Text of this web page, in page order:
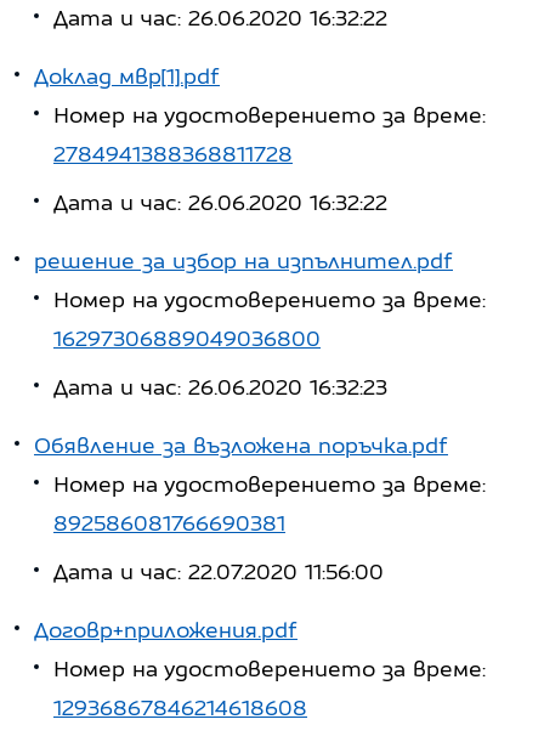
Дата и час: 26.06.2020 16:32:22
Доклад мвр[1].pdf
Номер на удостоверението за време:
2784941388368811728
Дата и час: 26.06.2020 16:32:22
решение за избор на изпълнител.pdf
Номер на удостоверението за време:
16297306889049036800
Дата и час: 26.06.2020 16:32:23
Обявление за възложена поръчка.pdf
Номер на удостоверението за време:
892586081766690381
Дата и час: 22.07.2020 11:56:00
Договр+приложения.pdf
Номер на удостоверението за време:
12936867846214618608